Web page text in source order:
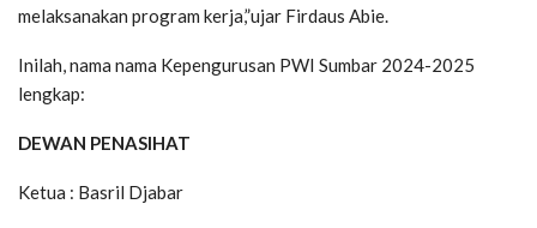
melaksanakan program kerja,”ujar Firdaus Abie.
Inilah, nama nama Kepengurusan PWI Sumbar 2024-2025
lengkap:
DEWAN PENASIHAT
Ketua : Basril Djabar